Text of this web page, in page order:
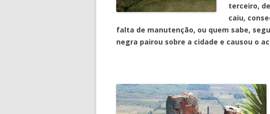
terceiro,
caiu,
falta de manutenção, ou quem sabe,
negra pairou sobre a cidade e causou o